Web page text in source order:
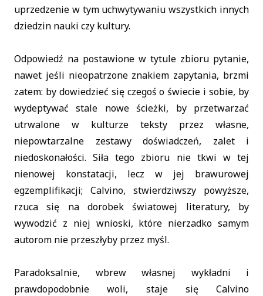
uprzedzenie w tym uchwytywaniu wszystkich innych
dziedzin nauki czy kultury.
Odpowiedź na postawione w tytule zbioru pytanie,
nawet jeśli nieopatrzone znakiem zapytania, brzmi
zatem: by dowiedzieć się czegoś o świecie i sobie, by
wydeptywać stale nowe ścieżki, by przetwarzać
utrwalone w kulturze teksty przez własne,
niepowtarzalne zestawy doświadczeń, zalet i
niedoskonałości. Siła tego zbioru nie tkwi w tej
nienowej konstatacji, lecz w jej brawurowej
egzemplifikacji; Calvino, stwierdziwszy powyższe,
rzuca się na dorobek światowej literatury, by
wywodzić z niej wnioski, które nierzadko samym
autorom nie przeszłyby przez myśl.
Paradoksalnie, wbrew własnej wykładni i
prawdopodobnie woli, staje się Calvino